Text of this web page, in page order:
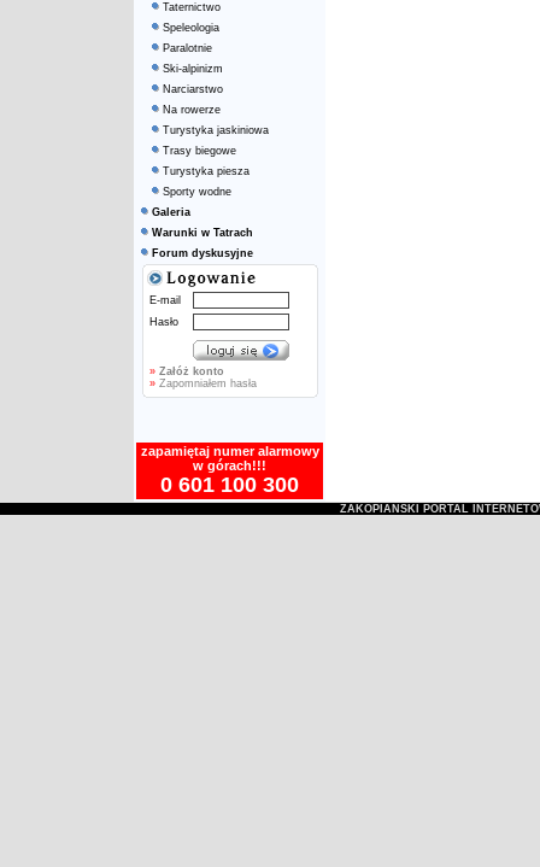
Taternictwo
Speleologia
Paralotnie
Ski-alpinizm
Narciarstwo
Na rowerze
Turystyka jaskiniowa
Trasy biegowe
Turystyka piesza
Sporty wodne
Galeria
Warunki w Tatrach
Forum dyskusyjne
E-mail
Hasło
» Załóż konto
»Zapomniałem hasła
zapamiętaj numer alarmowy
w górach!!!
0 601 100 300
ZAKOPIAŃSKI PORTAL